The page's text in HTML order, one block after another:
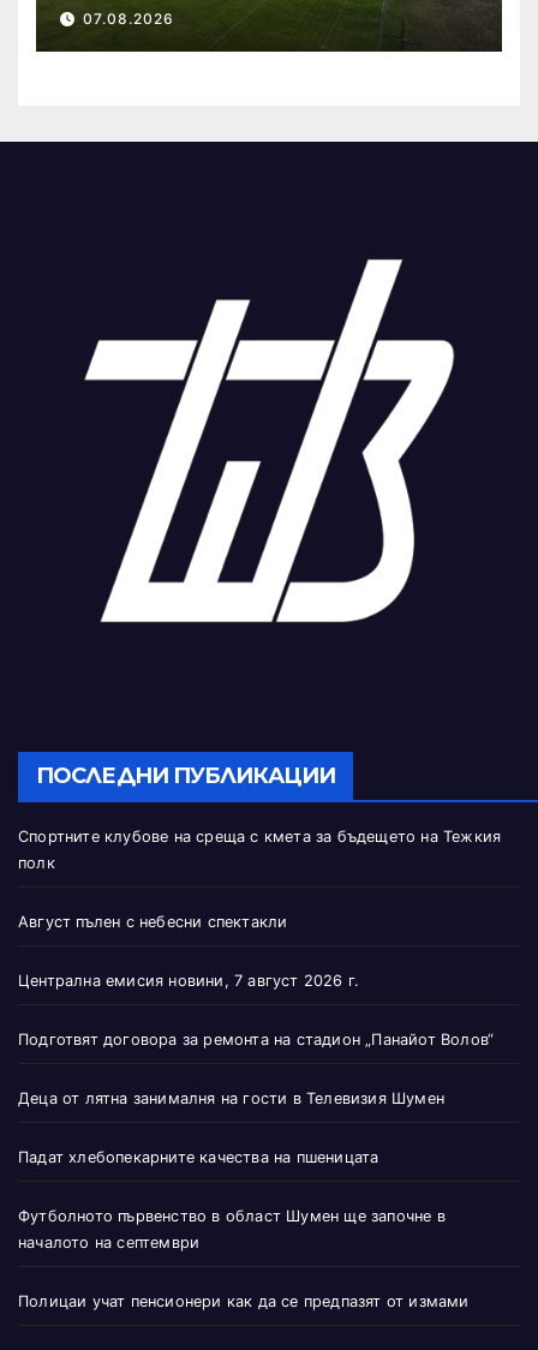
07.08.2026
ПОСЛЕДНИ ПУБЛИКАЦИИ
Спортните клубове на среща с кмета за бъдещето на Тежкия
полк
Август пълен с небесни спектакли
Централна емисия новини, 7 август 2026 г.
Подготвят договора за ремонта на стадион „Панайот Волов“
Деца от лятна занималня на гости в Телевизия Шумен
Падат хлебопекарните качества на пшеницата
Футболното първенство в област Шумен ще започне в
началото на септември
Полицаи учат пенсионери как да се предпазят от измами